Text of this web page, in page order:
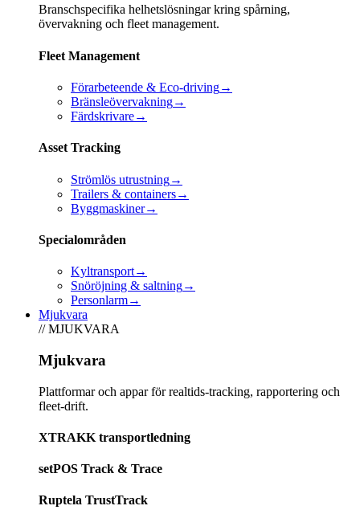
Branschspecifika helhetslösningar kring spårning,
övervakning och fleet management.
Fleet Management
Förarbeteende & Eco-driving→
Bränsleövervakning→
Färdskrivare→
Asset Tracking
Strömlös utrustning→
Trailers & containers→
Byggmaskiner→
Specialområden
Kyltransport→
Snöröjning & saltning→
Personlarm→
Mjukvara
// MJUKVARA
Mjukvara
Plattformar och appar för realtids-tracking, rapportering och
fleet-drift.
XTRAKK transportledning
setPOS Track & Trace
Ruptela TrustTrack